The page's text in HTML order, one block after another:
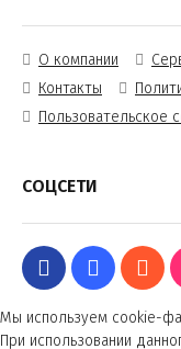
О компании
Контакты
Пользовательское
СОЦСЕТИ
Мы используем cookie-
При использовании